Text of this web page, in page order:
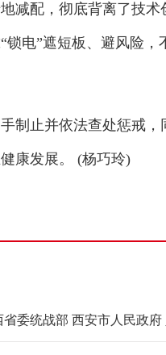
减配，彻底背离了技术
电”遮短板、避风险，
止并依法查处惩戒，
康发展。 (杨巧玲)
省委统战部 西安市人民政府